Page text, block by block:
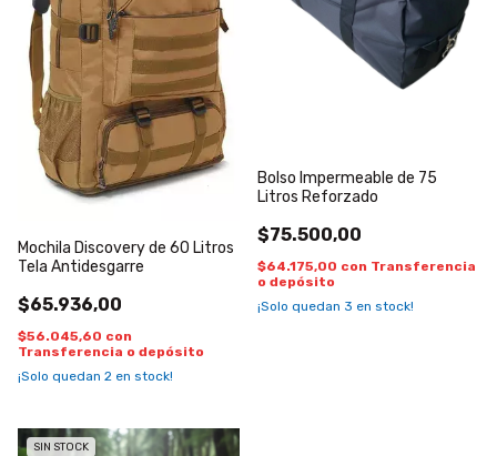
Mochila Discovery de 60 Litros
Tela Antidesgarre
$65.936,00
$56.045,60 con
Transferencia o depósito
¡Solo quedan 2 en stock!
Bolso Impermeable de 75
Litros Reforzado
$75.500,00
$64.175,00 con Transferencia
o depósito
¡Solo quedan 3 en stock!
SIN STOCK